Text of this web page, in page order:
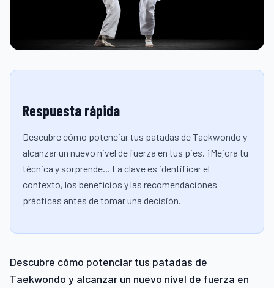
Respuesta rápida
Descubre cómo potenciar tus patadas de Taekwondo y
alcanzar un nuevo nivel de fuerza en tus pies. ¡Mejora tu
técnica y sorprende... La clave es identificar el
contexto, los beneficios y las recomendaciones
prácticas antes de tomar una decisión.
Descubre cómo potenciar tus patadas de
Taekwondo y alcanzar un nuevo nivel de fuerza en